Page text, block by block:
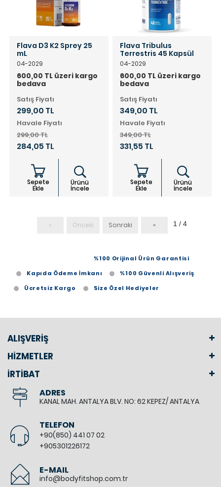
%100 Orijinal Ürün Garantisi
Kapıda Ödeme İmkanı
%100 Güvenli Alışveriş
Ücretsiz Kargo
Size Özel Hediyeler
Flava D3 K2 Sprey 25
mL
04-2029
600,00 TL üzeri kargo
bedava
Satış Fiyatı
299,00 TL
Havale Fiyatı
299,00 TL
284,05 TL
Sepete
Ekle
Ürünü
İncele
Flava Tribulus
Terrestris 45 Kapsül
04-2029
600,00 TL üzeri kargo
bedava
Satış Fiyatı
349,00 TL
Havale Fiyatı
349,00 TL
331,55 TL
Sepete
Ekle
Ürünü
İncele
« Önceki Sonraki » 1 / 4
ALIŞVERİŞ
HİZMETLER
İRTİBAT
ADRES
KANAL MAH. ANTALYA BLV. NO: 62 KEPEZ/ ANTALYA
TELEFON
+90(850) 441 07 02
+905301226172
E-MAIL
info@bodyfitshop.com.tr